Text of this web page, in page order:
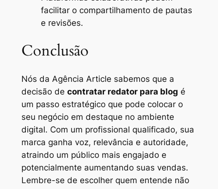
facilitar o compartilhamento de pautas
e revisões.
Conclusão
Nós da Agência Article sabemos que a
decisão de contratar redator para blog é
um passo estratégico que pode colocar o
seu negócio em destaque no ambiente
digital. Com um profissional qualificado, sua
marca ganha voz, relevância e autoridade,
atraindo um público mais engajado e
potencialmente aumentando suas vendas.
Lembre-se de escolher quem entende não